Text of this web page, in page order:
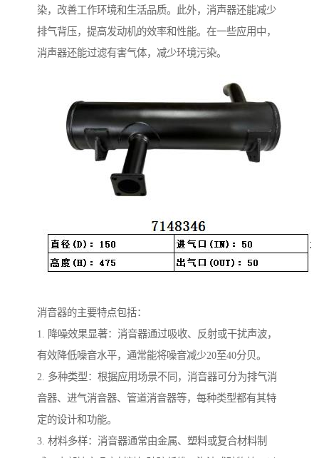
染，改善工作环境和生活品质。此外，消声器还能减少
排气背压，提高发动机的效率和性能。在一些应用中，
消声器还能过滤有害气体，减少环境污染。
消音器的主要特点包括：
1. 降噪效果显著：消音器通过吸收、反射或干扰声波，
有效降低噪音水平，通常能将噪音减少20至40分贝。
2. 多种类型：根据应用场景不同，消音器可分为排气消
音器、进气消音器、管道消音器等，每种类型都有其特
定的设计和功能。
3. 材料多样：消音器通常由金属、塑料或复合材料制